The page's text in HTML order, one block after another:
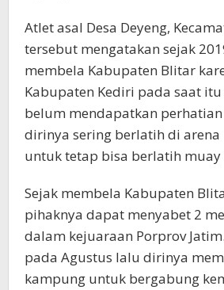
Atlet asal Desa Deyeng,
tersebut mengatakan sejak
membela Kabupaten Blitar
Kabupaten Kediri pada saat
belum mendapatkan
dirinya sering berlatih di arena
untuk tetap bisa berlatih muay
Sejak membela Kabupaten
pihaknya dapat menyabet 2
dalam kejuaraan Porprov
pada Agustus lalu dirinya
kampung untuk bergabung